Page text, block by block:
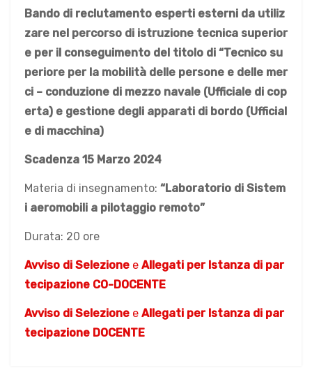
Bando di reclutamento esperti esterni da utiliz
zare nel percorso di istruzione tecnica superior
e per il conseguimento del titolo di “Tecnico su
periore per la mobilità delle persone e delle mer
ci – conduzione di mezzo navale (Ufficiale di cop
erta) e gestione degli apparati di bordo (Ufficial
e di macchina)
Scadenza 15 Marzo 2024
Materia di insegnamento: “Laboratorio di Sistem
i aeromobili a pilotaggio remoto”
Durata: 20 ore
Avviso di Selezione e Allegati per Istanza di par
tecipazione CO-DOCENTE
Avviso di Selezione e Allegati per Istanza di par
tecipazione DOCENTE